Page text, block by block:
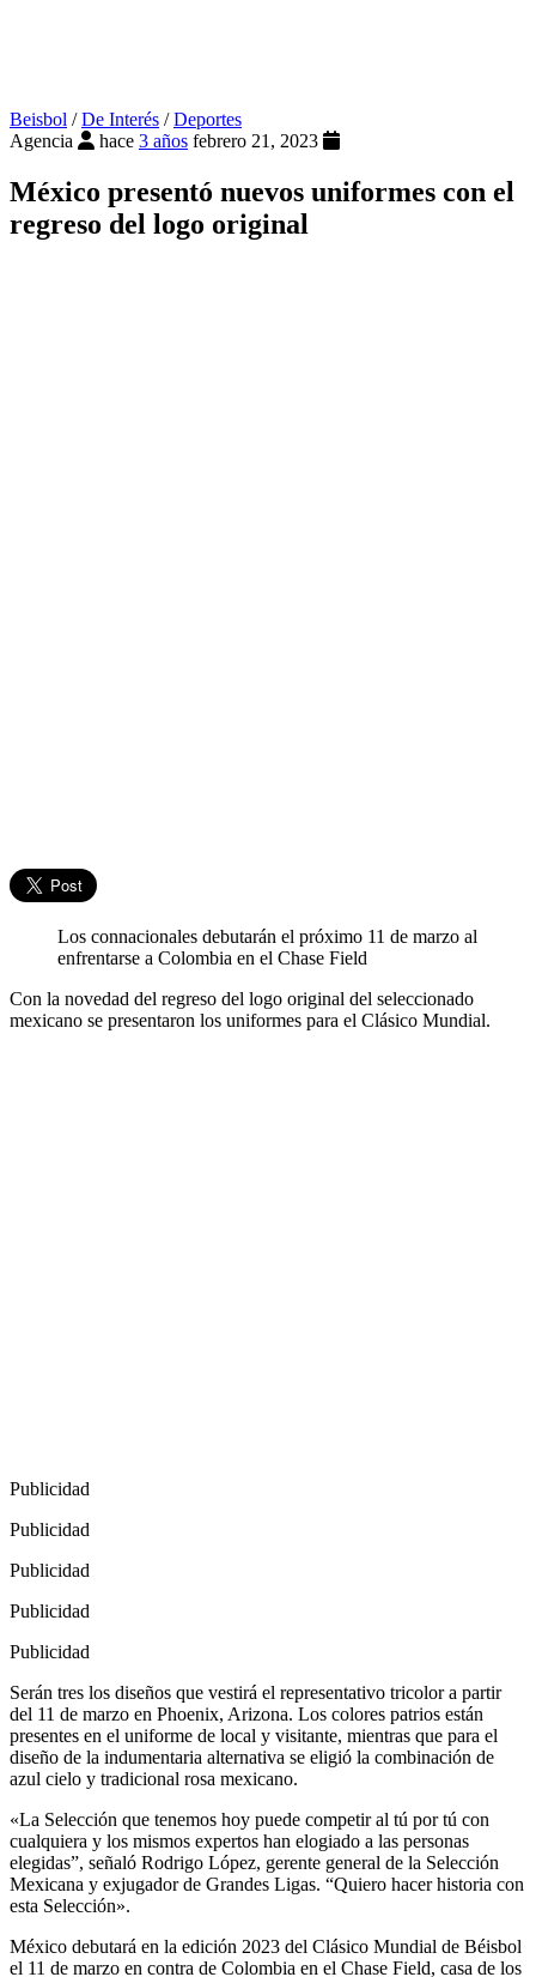
Beisbol /De Interés /Deportes
Agencia
hace 3 años febrero 21, 2023
México presentó nuevos uniformes con el
regreso del logo original
Los connacionales debutarán el próximo 11 de marzo al
enfrentarse a Colombia en el Chase Field
Con la novedad del regreso del logo original del seleccionado
mexicano se presentaron los uniformes para el Clásico Mundial.
Publicidad
Publicidad
Publicidad
Publicidad
Publicidad
Serán tres los diseños que vestirá el representativo tricolor a partir
del 11 de marzo en Phoenix, Arizona. Los colores patrios están
presentes en el uniforme de local y visitante, mientras que para el
diseño de la indumentaria alternativa se eligió la combinación de
azul cielo y tradicional rosa mexicano.
«La Selección que tenemos hoy puede competir al tú por tú con
cualquiera y los mismos expertos han elogiado a las personas
elegidas”, señaló Rodrigo López, gerente general de la Selección
Mexicana y exjugador de Grandes Ligas. “Quiero hacer historia con
esta Selección».
México debutará en la edición 2023 del Clásico Mundial de Béisbol
el 11 de marzo en contra de Colombia en el Chase Field, casa de los